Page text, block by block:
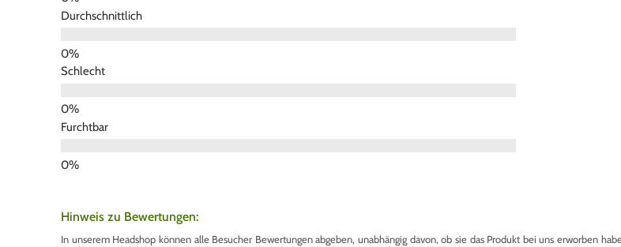
Durchschnittlich
Schlecht
Furchtbar
Hinweis zu Bewertungen:
In unserem Headshop können alle Besucher Bewertungen abgeben, unabhängig davon, ob sie das Produkt bei uns erworben